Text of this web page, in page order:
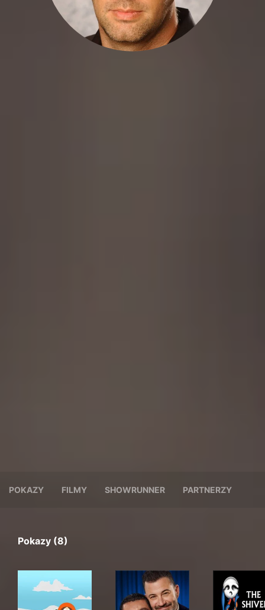
POKAZY FILMY SHOWRUNNER PARTNERZY
Pokazy (8)